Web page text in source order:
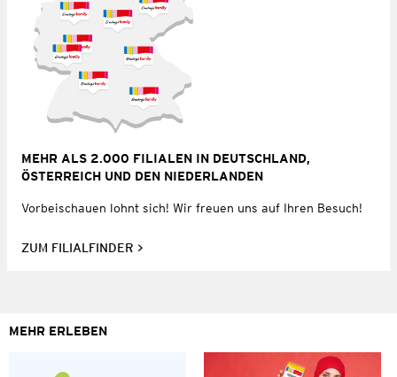
MEHR ALS 2.000 FILIALEN IN DEUTSCHLAND,
ÖSTERREICH UND DEN NIEDERLANDEN
Vorbeischauen lohnt sich! Wir freuen uns auf Ihren Besuch!
ZUM FILIALFINDER
MEHR ERLEBEN